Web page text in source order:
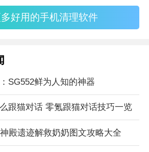
好用的手机清理软件
SG552鲜为人知的神器
跟猫对话 零氪跟猫对话技巧一览
殿遗迹解救奶奶图文攻略大全